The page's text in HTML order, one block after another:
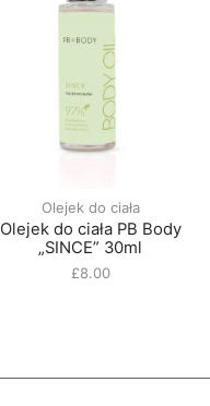
Olejek do ciała
Olejek do ciała PB Body
„SINCE” 30ml
£8.00